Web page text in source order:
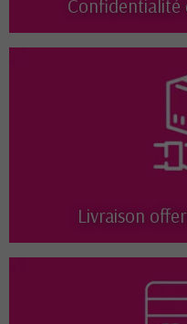
Confidentialité
Livraison